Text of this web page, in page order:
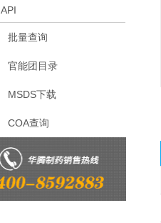
API
批量查询
官能团目录
MSDS下载
COA查询